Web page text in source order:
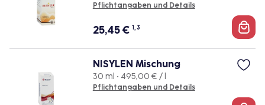
Pflichtangaben und Details
25,45€ 1, 3
NISYLEN Mischung
30 ml • 495,00 € / l
Pflichtangaben und Details